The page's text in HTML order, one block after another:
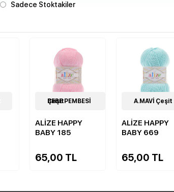
Sadece Stoktakiler
5Çeşit
BEBE PEMBESİ Çeşit
ALİZE HAPPY
BABY 185
65,00 TL
5Çeşit
A.MAVİ Çeşit
ALİZE HAPPY
BABY 669
65,00 TL